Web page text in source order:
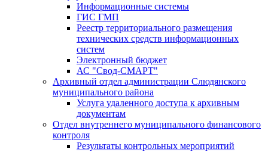
Информационные системы
ГИС ГМП
Реестр территориального размещения
технических средств информационных
систем
Электронный бюджет
АС "Свод-СМАРТ"
Архивный отдел администрации Слюдянского
муниципального района
Услуга удаленного доступа к архивным
документам
Отдел внутреннего муниципального финансового
контроля
Результаты контрольных мероприятий